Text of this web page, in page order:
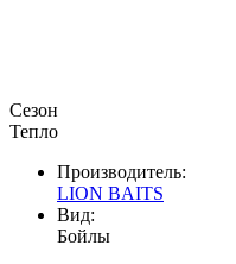
Сезон
Тепло
Производитель:
LION BAITS
Вид:
Бойлы